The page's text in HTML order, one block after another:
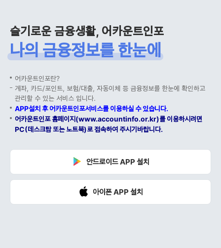
슬기로운 금융생활, 어카운트인포
나의 금융정보를 한눈에
어카운트인포란?
계좌, 카드/포인트, 보험/대출, 자동이체 등 금융정보를 한눈에 확인하고
관리할 수 있는 서비스 입니다.
APP설치 후 어카운트인포서비스를 이용하실 수 있습니다.
어카운트인포 홈페이지(www.accountinfo.or.kr)를 이용하시려면
PC(데스크탑 또는 노트북)로 접속하여 주시기바랍니다.
안드로이드 APP 설치
아이폰 APP 설치